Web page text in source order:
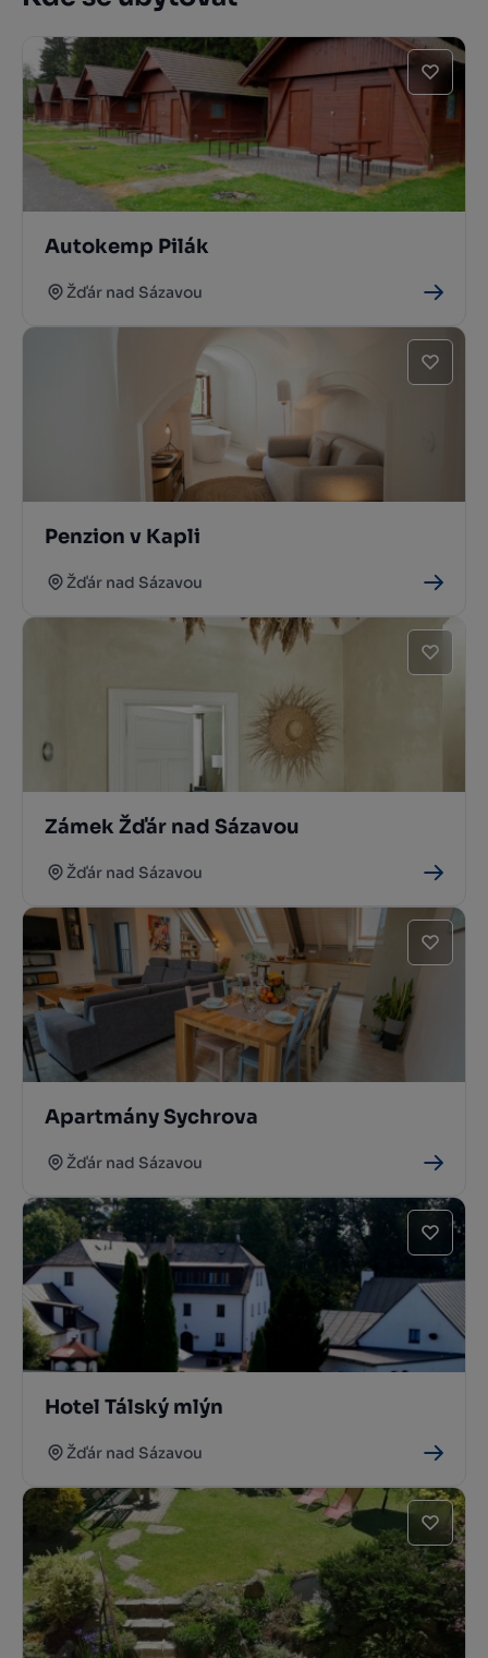
Autokemp Pilák
Žďár nad Sázavou
Penzion v Kapli
Žďár nad Sázavou
Zámek Žďár nad Sázavou
Žďár nad Sázavou
Apartmány Sychrova
Žďár nad Sázavou
Hotel Tálský mlýn
Žďár nad Sázavou